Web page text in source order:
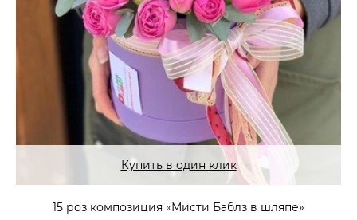
Купить в один клик
15 роз композиция «Мисти Баблз в шляпе»